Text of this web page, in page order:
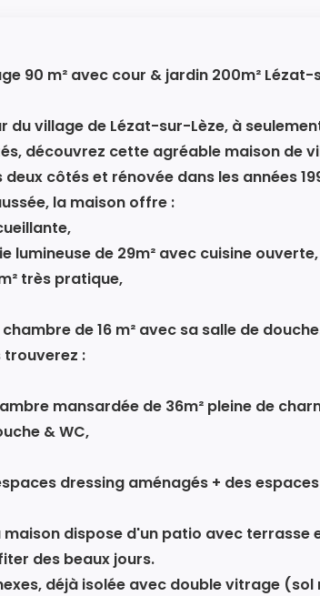
90 m² avec cour & jardin 200m² Lézat-
du village de Lézat-sur-Lèze, à
découvrez cette agréable maison de
côtés et rénovée dans les années
la maison offre :
lumineuse de 29m² avec cuisine ouverte,
très pratique,
de 16 m² avec sa salle de
trouverez :
mansardée de 36m² pleine de
& WC,
dressing aménagés + des
maison dispose d'un patio avec terrasse
des beaux jours.
déjà isolée avec double vitrage